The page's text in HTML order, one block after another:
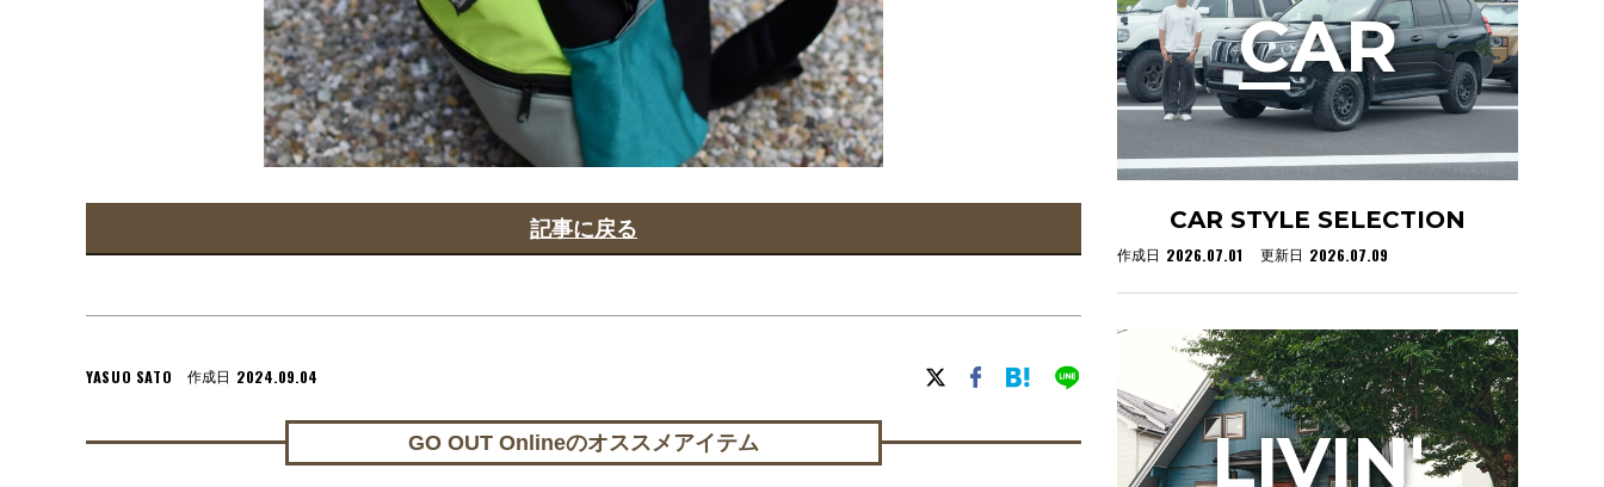
記事に戻る
YASUO SATO 作成日 2024.09.04
GO OUT Onlineのオススメアイテム
CAR STYLE SELECTION
作成日 2026.07.01 更新日 2026.07.09
CAR
LIVIN'